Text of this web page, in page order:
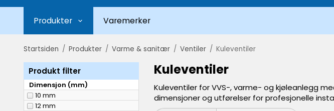
Produkter Varemerker
Startsiden / Produkter / Varme & sanitær / Ventiler / Kuleventiler
Produkt filter
Dimensjon (mm)
10 mm
12 mm
Kuleventiler
Kuleventiler for VVS-, varme- og kjøleanlegg
dimensjoner og utførelser for profesjonelle